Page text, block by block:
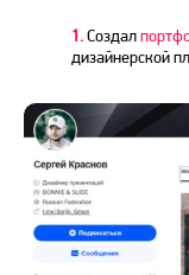
1.Создал
дизайнерской